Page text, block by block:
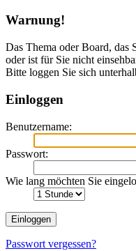
Warnung!
Das Thema oder Board, das
oder ist für Sie nicht
Bitte loggen Sie sich
Einloggen
Benutzername:
Passwort:
Wie lang möchten Sie
Passwort vergessen?